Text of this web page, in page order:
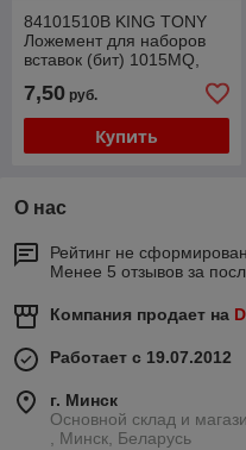
84101510B KING TONY
Ложемент для наборов
вставок (бит) 1015MQ,
1015PQ, PVC KING TONY
84101510B
7,50 руб.
Купить
О нас
Рейтинг не сформирован
Менее 5 отзывов за
Компания продает на
Работает с 19.07.2012
г. Минск
Основной склад и
, Минск, Беларусь